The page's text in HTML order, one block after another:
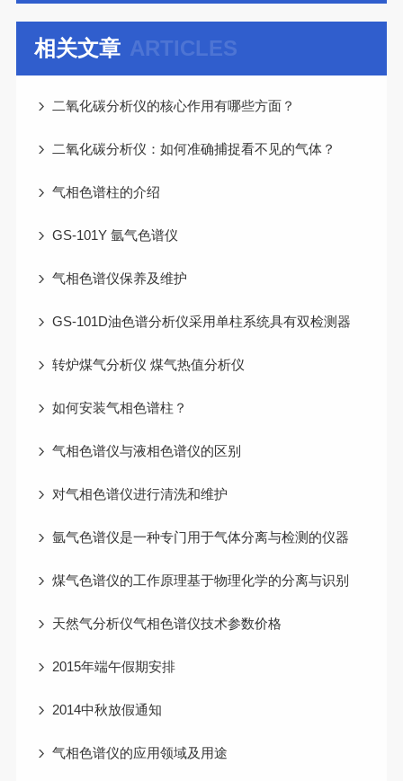
ARTICLES
相关文章
二氧化碳分析仪的核心作用有哪些方面？
二氧化碳分析仪：如何准确捕捉看不见的气体？
气相色谱柱的介绍
GS-101Y 氩气色谱仪
气相色谱仪保养及维护
GS-101D油色谱分析仪采用单柱系统具有双检测器
转炉煤气分析仪 煤气热值分析仪
如何安装气相色谱柱？
气相色谱仪与液相色谱仪的区别
对气相色谱仪进行清洗和维护
氩气色谱仪是一种专门用于气体分离与检测的仪器
煤气色谱仪的工作原理基于物理化学的分离与识别
天然气分析仪气相色谱仪技术参数价格
2015年端午假期安排
2014中秋放假通知
气相色谱仪的应用领域及用途